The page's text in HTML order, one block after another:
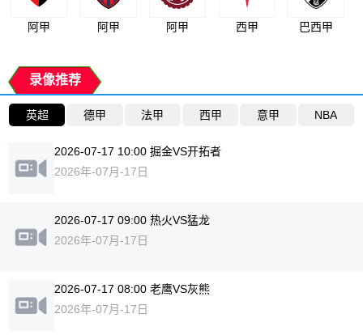
阿甲 阿甲 阿甲 西甲 巴西甲
录像推荐
英超 德甲 法甲 西甲 意甲 NBA
2026-07-17 10:00 掘金VS开拓者
2026年-07月-17日
2026-07-17 09:00 热火VS猛龙
2026年-07月-17日
2026-07-17 08:00 老鹰VS灰熊
2026年-07月-17日